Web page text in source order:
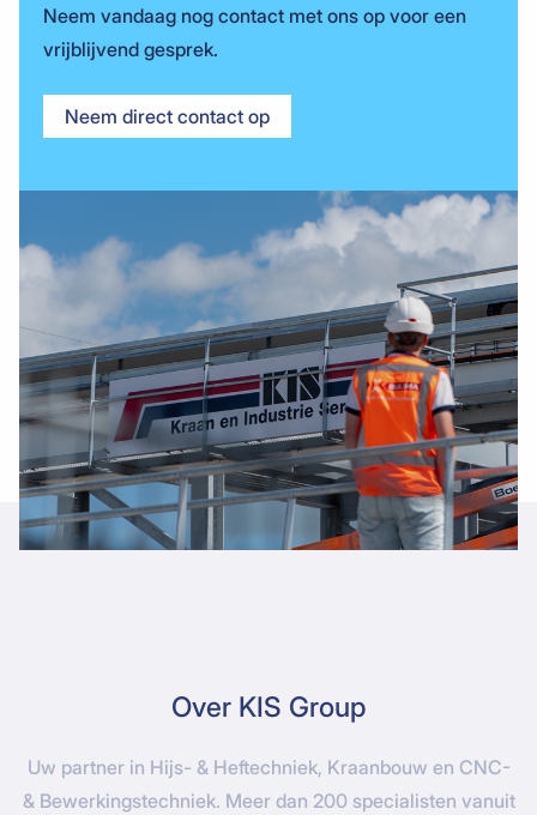
Neem vandaag nog contact met ons op voor een
vrijblijvend gesprek.
Neem direct contact op
Over KIS Group
Uw partner in Hijs- & Heftechniek, Kraanbouw en CNC-
& Bewerkingstechniek. Meer dan 200 specialisten vanuit